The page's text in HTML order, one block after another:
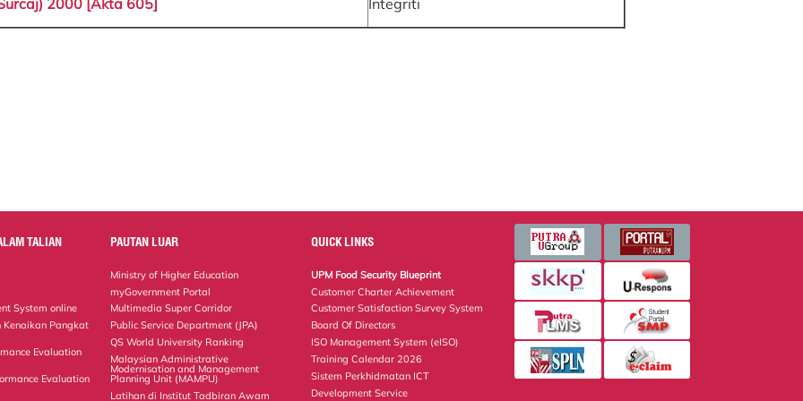
2000 [Akta 605]
Integriti
TALIAN
System online
Kenaikan Pangkat
Evaluation
Evaluation
PAUTAN LUAR
Ministry of Higher Education
myGovernment Portal
Multimedia Super Corridor
Public Service Department (JPA)
QS World University Ranking
Malaysian Administrative
Modernisation and Management
Planning Unit (MAMPU)
Latihan di Institut Tadbiran Awam
QUICK LINKS
UPM Food Security Blueprint
Customer Charter Achievement
Customer Satisfaction Survey System
Board Of Directors
ISO Management System (eISO)
Training Calendar 2026
Sistem Perkhidmatan ICT
Development Service